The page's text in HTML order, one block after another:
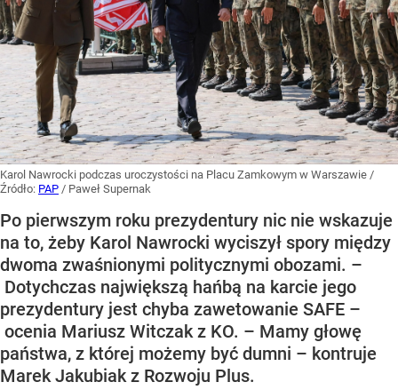
Karol Nawrocki podczas uroczystości na Placu Zamkowym w Warszawie /
Źródło: PAP / Paweł Supernak
Po pierwszym roku prezydentury nic nie wskazuje
na to, żeby Karol Nawrocki wyciszył spory między
dwoma zwaśnionymi politycznymi obozami. –
Dotychczas największą hańbą na karcie jego
prezydentury jest chyba zawetowanie SAFE –
ocenia Mariusz Witczak z KO. – Mamy głowę
państwa, z której możemy być dumni – kontruje
Marek Jakubiak z Rozwoju Plus.